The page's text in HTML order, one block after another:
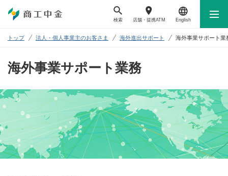
検索 店舗・ 提携ATM English
トップ 法人・個人事業主のお客さま 海外進出サポート 海外事業サポート業
海外事業サポート業務